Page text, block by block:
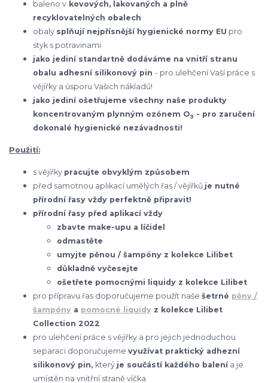
baleno v kovových, lakovaných a plně
recyklovatelných obalech
obaly splňují nejpřísnější hygienické normy EU pro
styk s potravinami
jako jediní standartně dodáváme na vnitří stranu
obalu adhesní silikonový pin - pro ulehčení Vaší práce s
vějířky a úsporu Vašich nákladů!
jako jediní ošetřujeme všechny naše produkty
koncentrovaným plynným ozónem O3 - pro zaručení
dokonalé hygienické nezávadnosti!
Použití:
s vějířky pracujte obvyklým způsobem
před samotnou aplikací umělých řas / vějířků je nutné
přírodní řasy vždy perfektně připravit!
přírodní řasy před aplikací vždy
zbavte make-upu a líčidel
odmastěte
umyjte pěnou / šampóny z kolekce Lilibet
důkladně vyčesejte
ošetřete pomocnými liquidy z kolekce Lilibet
pro přípravu řas doporučujeme použít naše šetrné pěny /
šampóny a pomocné liquidy z kolekce Lilibet
Collection 2022
pro ulehčení práce s vějířky a pro jejich jednoduchou
separaci doporučujeme využívat praktický adhezní
silikonový pin, který je součástí každého balenía je
umístěn na vnitřní straně víčka